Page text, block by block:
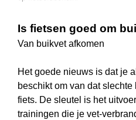
Is fietsen goed om
Van buikvet afkomen
Het goede nieuws is dat je
beschikt om van dat
fiets. De sleutel is het
trainingen die je vet-